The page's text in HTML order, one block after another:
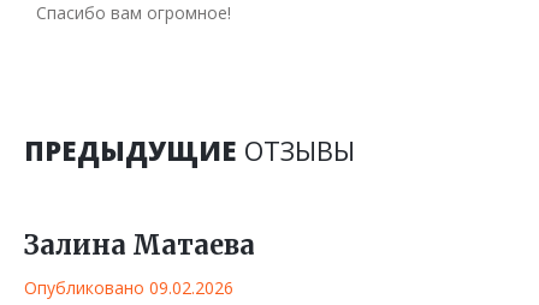
Спасибо вам огромное!
ПРЕДЫДУЩИЕ ОТЗЫВЫ
Залина Матаева
Опубликовано 09.02.2026